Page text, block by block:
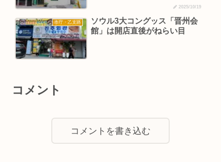
2025/10/19
市庁・乙支路
ソウル3大コングッス「晋州会
館」は開店直後がねらい目
コメント
コメントを書き込む